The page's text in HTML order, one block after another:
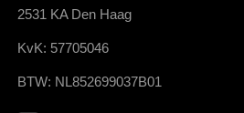
2531 KA Den Haag
KvK: 57705046
BTW: NL852699037B01